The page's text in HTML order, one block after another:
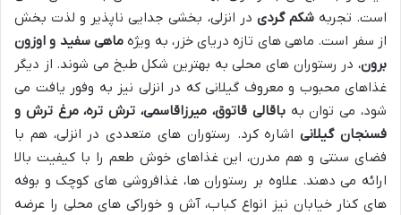
است. تجربهشکم گردی در انزلی، بخشی جدایی ناپذیر و لذت بخش
از سفر است. ماهی های تازه دریای خزر، به ویژهماهی سفید و اوزون
برون، در رستوران های محلی به بهترین شکل طبخ می شوند. از دیگر
غذاهای محبوب و معروف گیلانی که در انزلی نیز به وفور یافت می
شود، می توان بهباقالی قاتوق، میرزاقاسمی، ترش تره، مرغ ترش و
فسنجان گیلانیاشاره کرد. رستوران های متعددی در انزلی، هم با
فضای سنتی و هم مدرن، این غذاهای خوش طعم را با کیفیت بالا
ارائه می دهند. علاوه بر رستوران ها، غذافروشی های کوچک و بوفه
های کنار خیابان نیز انواع کباب، آش و خوراکی های محلی را عرضه